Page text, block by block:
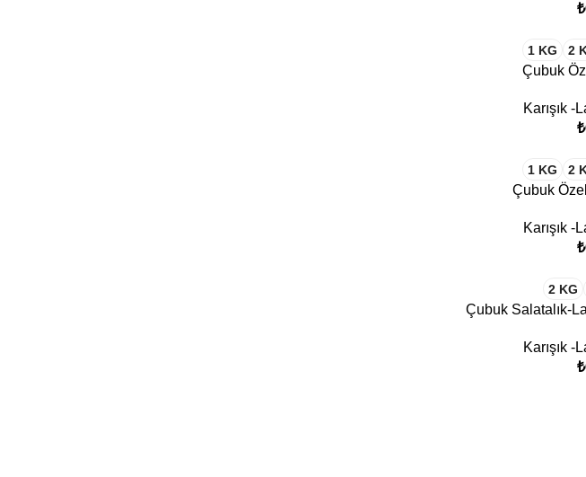
₺
1 KG 2
Çubuk
Karışık -
₺
1 KG 2
Çubuk
Karışık -
₺
2 KG
Çubuk Salatalık-
Karışık -
₺